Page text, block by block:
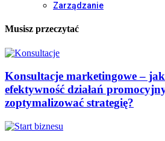
Zarządzanie
Musisz przeczytać
Konsultacje marketingowe –
efektywność działań
zoptymalizować strategię?